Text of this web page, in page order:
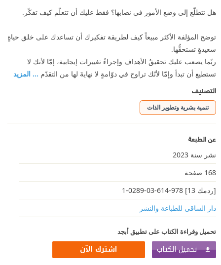
هل تتطلّع إلى وضع الأمور في نصابها؟ فقط عليك أن تتعلّم كيف تفكّر.
توضح المؤلفة الأكثر مبيعاً كيف لطريقة تفكيرك أن تساعدك على خلق حياةٍ
سعيدةٍ تستحقُّها.
ربّما يصعب عليك تحقيقُ الأهداف وإجراءُ تغييرات إيجابية، إمّا لأنك لا
تستطيع أن تبدأ وإمّا لأنّك تراوح في دوّامةٍ لا نهايةَ لها من التقدّم ... المزيد
التصنيف
تنمية بشرية وتطوير الذات
عن الطبعة
نشر سنة 2023
168 صفحة
[ردمك 13] 978-614-03-0289-1
دار الساقي للطباعة والنشر
تحميل وقراءة الكتاب على تطبيق أبجد
تحميل الكتاب اشترك الآن